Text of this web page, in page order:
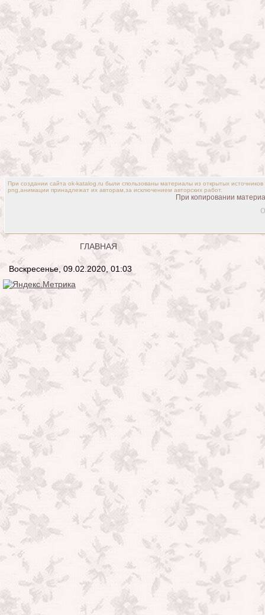
При создании сайта ok-katalog.ru были спользованы материалы из открытых
png,анимации принадлежат их авторам,за исключением авторских работ.
При копировании
ГЛАВНАЯ
Воскресенье, 09.02.2020, 01:03